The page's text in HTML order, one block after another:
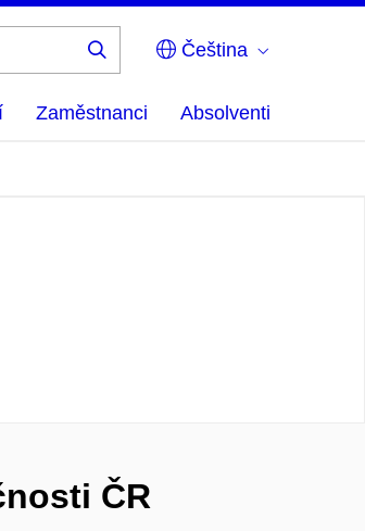
Čeština
Zaměstnanci Absolventi
ČR